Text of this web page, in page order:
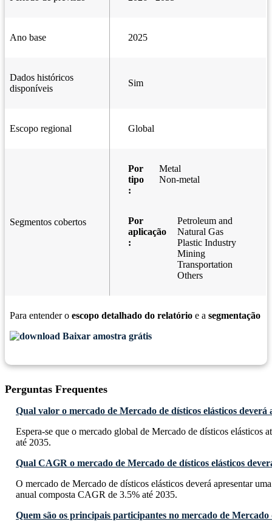
Ano base 2025
Dados históricos
disponíveis
Sim
Escopo regional Global
Segmentos cobertos
Por
tipo
:
Metal
Non-metal
Por
aplicação
:
Petroleum and
Natural Gas
Plastic Industry
Mining
Transportation
Others
Para entender o escopo detalhado do relatório e a segmentação
Baixar amostra grátis
Perguntas Frequentes
Qual valor o mercado de Mercado de dísticos elásticos deverá
Espera-se que o mercado global de Mercado de dísticos elásticos
até 2035.
Qual CAGR o mercado de Mercado de dísticos elásticos
O mercado de Mercado de dísticos elásticos deverá apresentar
anual composta CAGR de 3.5% até 2035.
Quem são os principais participantes no mercado de Mercado